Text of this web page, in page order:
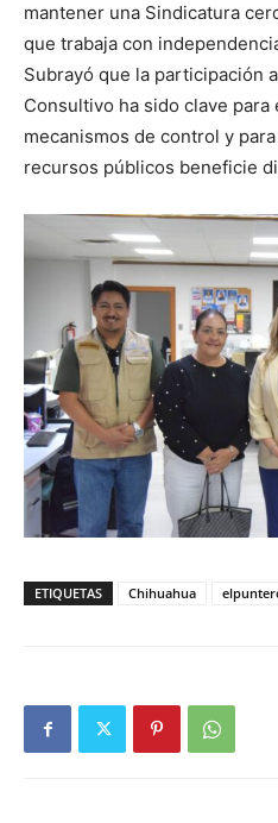
mantener una Sindicatura
que trabaja con
Subrayó que la participación
Consultivo ha sido clave
mecanismos de control y
recursos públicos beneficie
ETIQUETAS Chihuahua